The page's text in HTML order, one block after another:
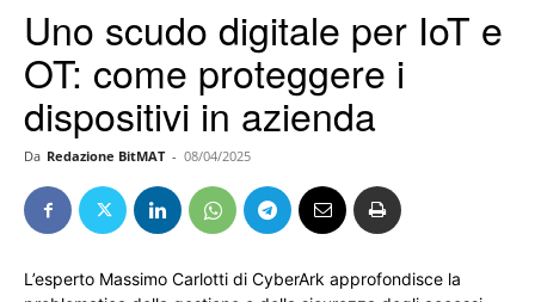
Uno scudo digitale per IoT e
OT: come proteggere i
dispositivi in azienda
Da Redazione BitMAT - 08/04/2025
L’esperto Massimo Carlotti di CyberArk approfondisce la